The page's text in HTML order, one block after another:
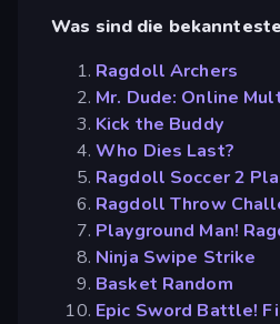
Was sind die
Ragdoll Archers
Mr. Dude: Online
Kick the Buddy
Who Dies Last?
Ragdoll Soccer 2
Ragdoll Throw
Playground Man!
Ninja Swipe Strike
Basket Random
Epic Sword Battle!